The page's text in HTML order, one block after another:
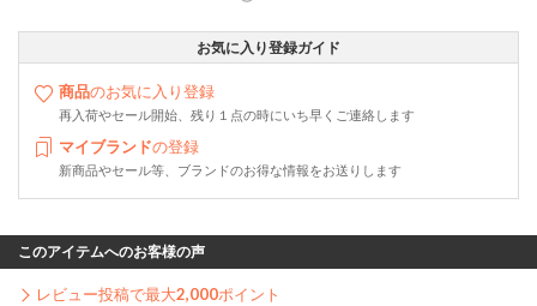
お気に入り登録ガイド
商品のお気に入り登録
再入荷やセール開始、残り１点の時にいち早くご連絡します
マイブランドの登録
新商品やセール等、ブランドのお得な情報をお送りします
このアイテムへのお客様の声
レビュー投稿で最大2,000ポイント